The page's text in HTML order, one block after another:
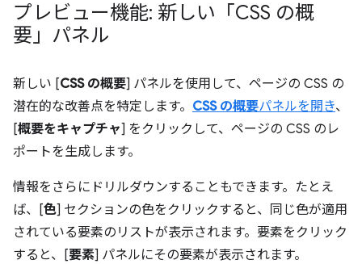
プレビュー機能: 新しい「CSS の概
要」パネル
新しい [CSS の概要] パネルを使用して、ページの CSS の
潜在的な改善点を特定します。 CSS の概要パネルを開き、
[概要をキャプチャ] をクリックして、ページの CSS のレ
ポートを生成します。
情報をさらにドリルダウンすることもできます。たとえ
ば、[色] セクションの色をクリックすると、同じ色が適用
されている要素のリストが表示されます。要素をクリック
すると、[要素] パネルにその要素が表示されます。